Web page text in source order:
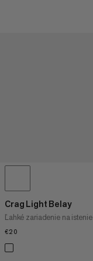
Crag Light Belay
Ľahké zariadenie na istenie
€20